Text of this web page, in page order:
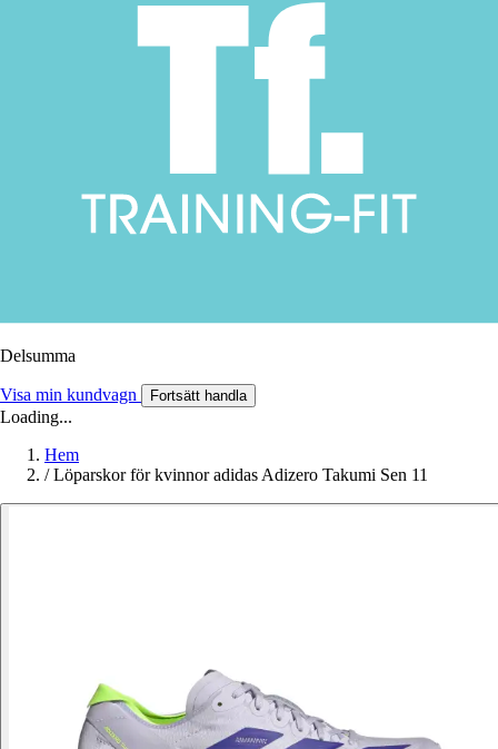
Delsumma
Visa min kundvagn Fortsätt handla
Loading...
Hem
/ Löparskor för kvinnor adidas Adizero Takumi Sen 11